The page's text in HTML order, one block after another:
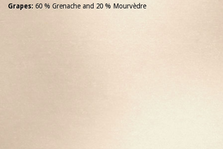
Grapes: 60 % Grenache and 20 % Mourvèdre